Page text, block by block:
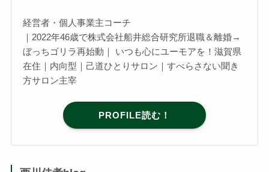
経営者・個人事業主コーチ
｜2022年46歳で株式会社船井総合研究所退職＆離婚→
ぼっちゴリラ再始動｜ いつも心にユーモアを！滋賀県
在住｜内向型｜己道ひとりサロン｜すべらさない聞き
方サロン主宰
PROFILE読む！